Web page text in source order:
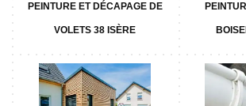
PEINTURE ET DÉCAPAGE DE
VOLETS 38 ISÈRE